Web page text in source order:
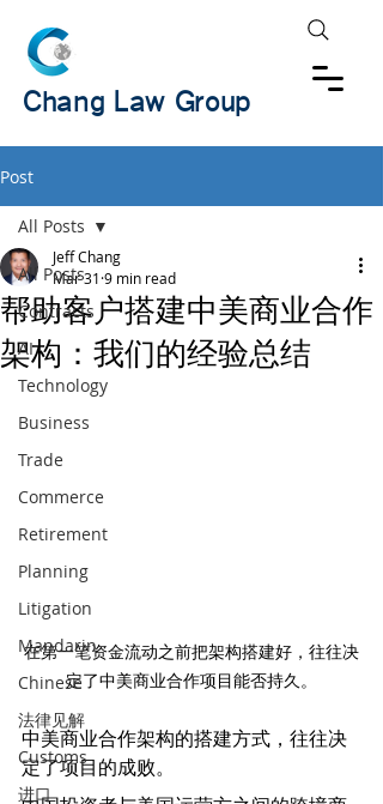
Chang Law Group
Post
All Posts
Contracts
AI
Technology
Business
Trade
Commerce
Retirement
Planning
Litigation
Mandarin
Chinese
法律见解
Customs
进口
All Posts
帮助客户搭建中美商业合作
架构：我们的经验总结
Jeff Chang
Mar 31 9 min read
在第一笔资金流动之前把架构搭建好，往往决
定了中美商业合作项目能否持久。
中美商业合作架构的搭建方式，往往决
定了项目的成败。